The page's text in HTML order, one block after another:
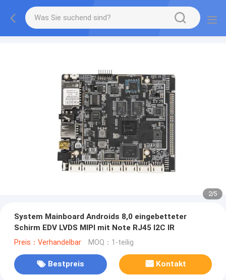
2/5
System Mainboard Androids 8,0 eingebetteter
Schirm EDV LVDS MIPI mit Note RJ45 I2C IR
Preis：Verhandelbar MOQ：1-teilig
Bestpreis Kontakt